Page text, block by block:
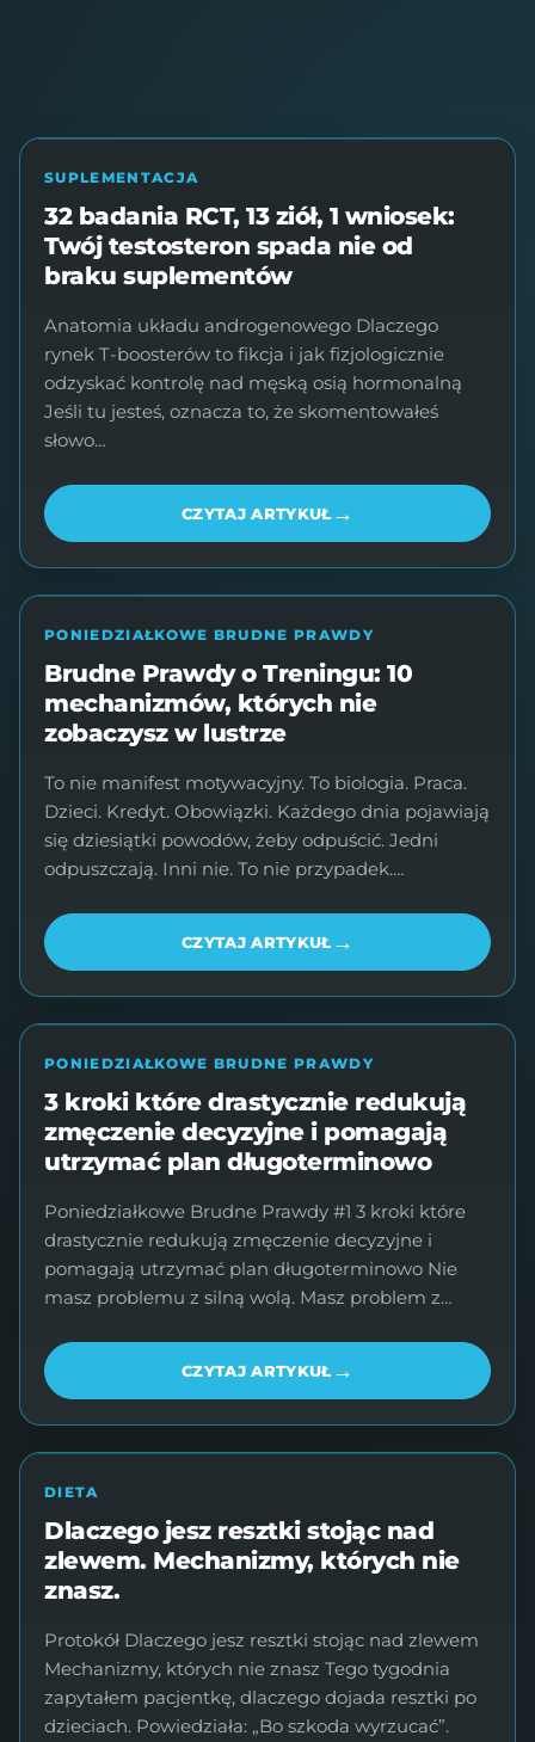
SUPLEMENTACJA
32 badania RCT, 13 ziół, 1 wniosek:
Twój testosteron spada nie od
braku suplementów
Anatomia układu androgenowego Dlaczego
rynek T-boosterów to fikcja i jak fizjologicznie
odzyskać kontrolę nad męską osią hormonalną
Jeśli tu jesteś, oznacza to, że skomentowałeś
słowo…
CZYTAJ ARTYKUŁ →
PONIEDZIAŁKOWE BRUDNE PRAWDY
Brudne Prawdy o Treningu: 10
mechanizmów, których nie
zobaczysz w lustrze
To nie manifest motywacyjny. To biologia. Praca.
Dzieci. Kredyt. Obowiązki. Każdego dnia pojawiają
się dziesiątki powodów, żeby odpuścić. Jedni
odpuszczają. Inni nie. To nie przypadek.…
CZYTAJ ARTYKUŁ →
PONIEDZIAŁKOWE BRUDNE PRAWDY
3 kroki które drastycznie redukują
zmęczenie decyzyjne i pomagają
utrzymać plan długoterminowo
Poniedziałkowe Brudne Prawdy #1 3 kroki które
drastycznie redukują zmęczenie decyzyjne i
pomagają utrzymać plan długoterminowo Nie
masz problemu z silną wolą. Masz problem z…
CZYTAJ ARTYKUŁ →
DIETA
Dlaczego jesz resztki stojąc nad
zlewem. Mechanizmy, których nie
znasz.
Protokół Dlaczego jesz resztki stojąc nad zlewem
Mechanizmy, których nie znasz Tego tygodnia
zapytałem pacjentkę, dlaczego dojada resztki po
dzieciach. Powiedziała: „Bo szkoda wyrzucać”.